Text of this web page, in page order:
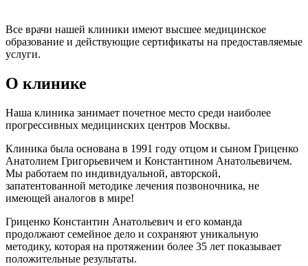
Все врачи нашей клиники имеют высшее медицинское
образование и действующие сертификаты на предоставляемые
услуги.
О клинике
Наша клиника занимает почетное место среди наиболее
прогрессивных медицинских центров Москвы.
Клиника была основана в 1991 году отцом и сыном Гриценко
Анатолием Григорьевичем и Константином Анатольевичем.
Мы работаем по индивидуальной, авторской,
запатентованной методике лечения позвоночника, не
имеющей аналогов в мире!
Гриценко Константин Анатольевич и его команда
продолжают семейное дело и сохраняют уникальную
методику, которая на протяжении более 35 лет показывает
положительные результаты.